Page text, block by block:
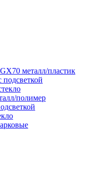
металл/пластик
полимер